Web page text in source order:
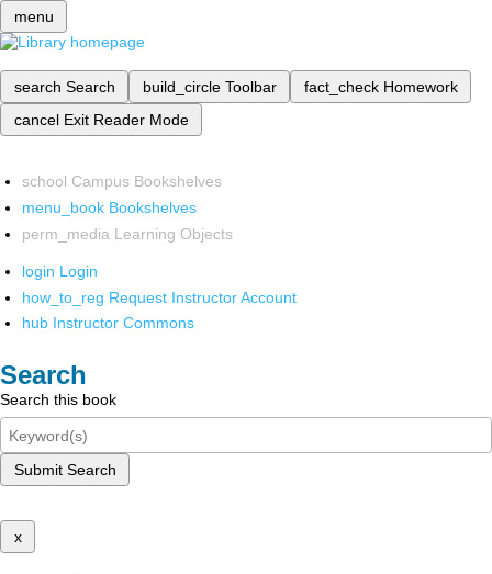
menu
search Search build_circle Toolbar fact_check Homework
cancel Exit Reader Mode
school Campus Bookshelves
menu_book Bookshelves
perm_media Learning Objects
login Login
how_to_reg Request Instructor Account
hub Instructor Commons
Search
Search this book
Submit Search
x